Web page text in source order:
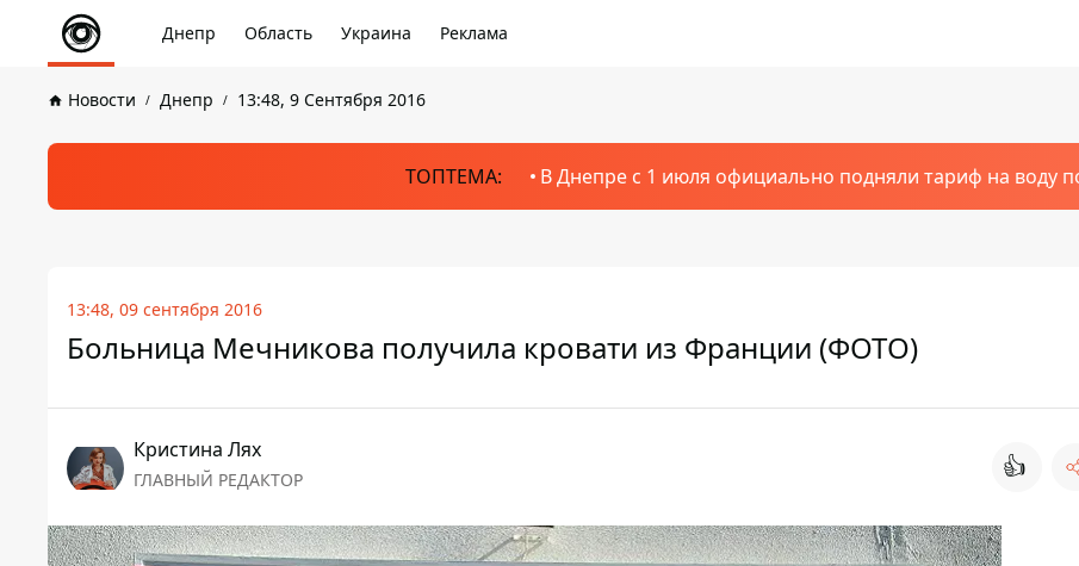
Днепр Область Украина Реклама
Новости Днепр 13:48, 9 Сентября 2016
ТОПТЕМА: В Днепре с 1 июля официально подняли тариф на воду
13:48, 09 сентября 2016
Больница Мечникова получила кровати из Франции (ФОТО)
Кристина Лях
ГЛАВНЫЙ РЕДАКТОР 👍